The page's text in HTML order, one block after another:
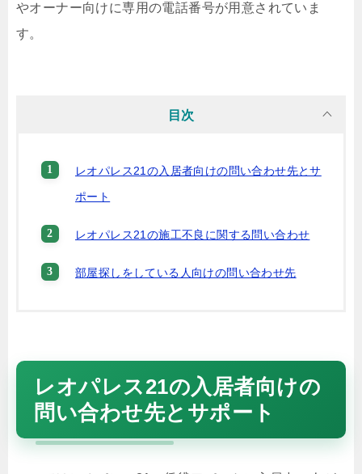
やオーナー向けに専用の電話番号が用意されていま
す。
目次
レオパレス21の入居者向けの問い合わせ先とサ
ポート
レオパレス21の施工不良に関する問い合わせ
部屋探しをしている人向けの問い合わせ先
レオパレス21の入居者向けの
問い合わせ先とサポート